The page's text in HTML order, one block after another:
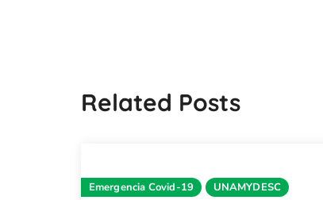
Related Posts
Emergencia Covid-19 UNAMYDESC